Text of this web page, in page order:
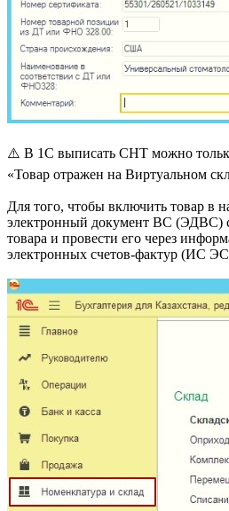
⚠️ В 1С выписать СНТ можно
«Товар отражен на Виртуальном
Для того, чтобы включить товар в
электронный документ ВС (ЭДВС)
товара и провести его через
электронных счетов-фактур (ИС